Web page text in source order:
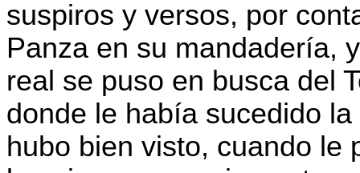
suspiros y versos, por
Panza en su mandadería,
real se puso en busca del
donde le había sucedido
hubo bien visto, cuando le